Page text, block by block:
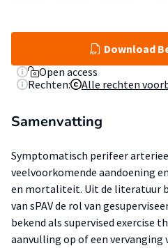
Download
Open access
Rechten:
Alle rechten
Samenvatting
Symptomatisch perifeer
veelvoorkomende aandoening
en mortaliteit. Uit de literatuur
van sPAV de rol van
bekend als supervised exercise
aanvulling op of een vervanging